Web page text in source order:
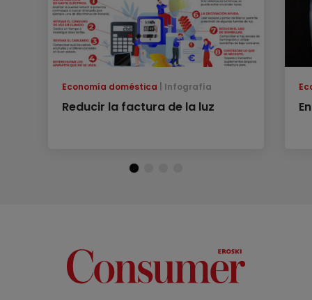
Economía doméstica Infografía
Reducir la factura de la luz